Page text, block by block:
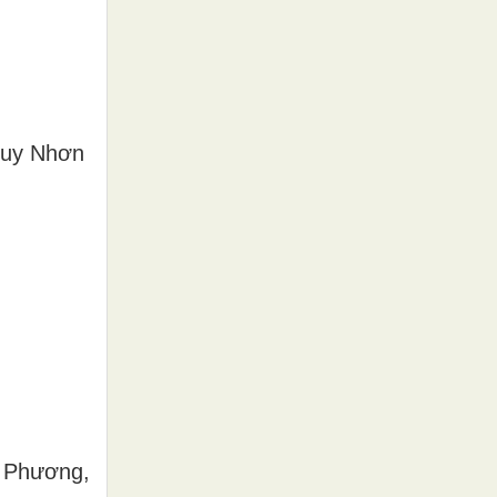
Nhơn